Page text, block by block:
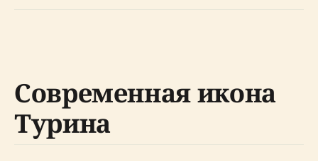
Современная икона
Турина